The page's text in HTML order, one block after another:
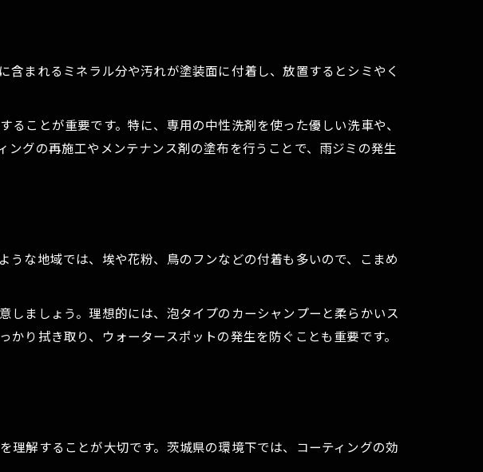
まれるミネラル分や汚れが塗装面に付着し、放置するとシミやく
ことが重要です。特に、専用の中性洗剤を使った優しい洗車や、
グの再施工やメンテナンス剤の塗布を行うことで、雨ジミの発生
な地域では、埃や花粉、鳥のフンなどの付着も多いので、こまめ
ましょう。理想的には、泡タイプのカーシャンプーと柔らかいス
り拭き取り、ウォータースポットの発生を防ぐことも重要です。
解することが大切です。茨城県の環境下では、コーティングの効